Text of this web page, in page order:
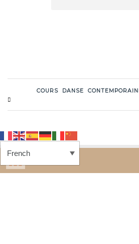
COURS DANSE
LA COUR FLAMENCA